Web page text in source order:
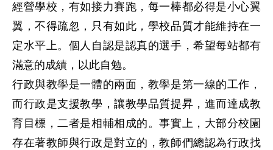
經營學校，有如接力賽跑，每一棒都必得是小心翼
翼，不得疏忽，只有如此，學校品質才能維持在一
定水平上。個人自認是認真的選手，希望每站都有
滿意的成績，以此自勉。
行政與教學是一體的兩面，教學是第一線的工作，
而行政是支援教學，讓教學品質提昇，進而達成教
育目標，二者是相輔相成的。事實上，大部分校園
存在著教師與行政是對立的，教師們總認為行政找